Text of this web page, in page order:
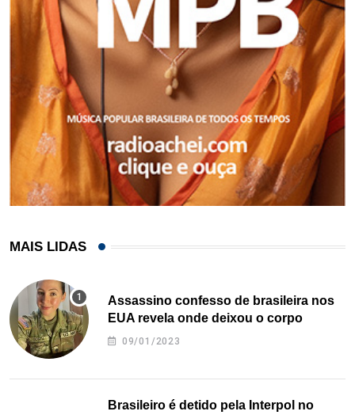
MAIS LIDAS
Assassino confesso de brasileira nos
EUA revela onde deixou o corpo
09/01/2023
Brasileiro é detido pela Interpol no